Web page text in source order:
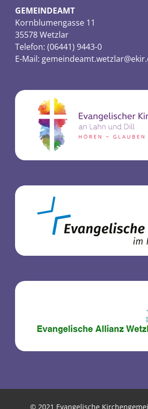
GEMEINDEAMT
Kornblumengasse 11
35578 Wetzlar
Telefon: (06441) 9443-0
E-Mail:
© 2021 Evangelische